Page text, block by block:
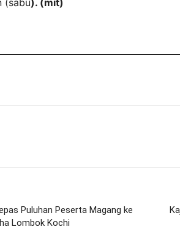
Puluhan Peserta Magang ke
Lombok Kochi